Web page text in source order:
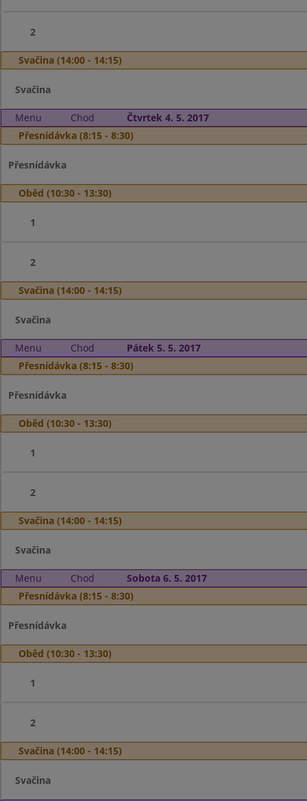
2
Svačina (14:00 - 14:15)
Svačina
Menu Chod
Čtvrtek 4. 5. 2017
Přesnídávka (8:15 - 8:30)
Přesnídávka
Oběd (10:30 - 13:30)
1
2
Svačina (14:00 - 14:15)
Svačina
Menu Chod
Pátek 5. 5. 2017
Přesnídávka (8:15 - 8:30)
Přesnídávka
Oběd (10:30 - 13:30)
1
2
Svačina (14:00 - 14:15)
Svačina
Menu Chod
Sobota 6. 5. 2017
Přesnídávka (8:15 - 8:30)
Přesnídávka
Oběd (10:30 - 13:30)
1
2
Svačina (14:00 - 14:15)
Svačina